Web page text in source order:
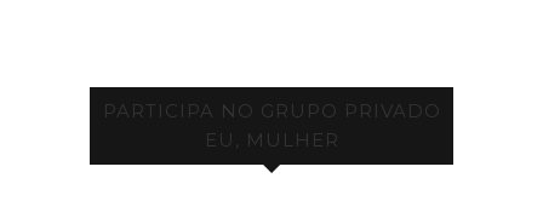
PARTICIPA NO GRUPO PRIVADO
EU, MULHER